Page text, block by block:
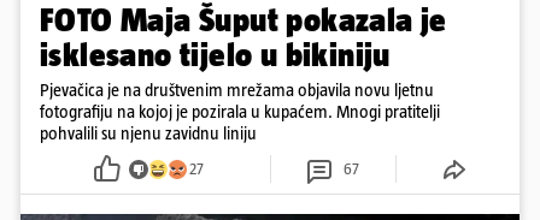
FOTO Maja Šuput pokazala je
isklesano tijelo u bikiniju
Pjevačica je na društvenim mrežama objavila novu ljetnu
fotografiju na kojoj je pozirala u kupaćem. Mnogi pratitelji
pohvalili su njenu zavidnu liniju
27 67